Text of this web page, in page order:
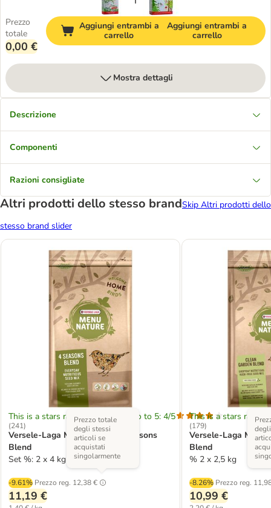
Prezzo
totale
0,00 €
Aggiungi entrambi a
carrello
Aggiungi entrambi a
carrello
Mostra dettagli
Descrizione
Componenti
Razioni consigliate
Altri prodotti dello stesso brandSkip Altri prodotti dello
stesso brand slider
This is a stars rating area from zero to 5: 4/5
(241)
Versele-Laga Menù Nature 4 Seasons
Blend
Set %: 2 x 4 kg
-9.61% Prezzo reg. 12,38 €
Prezzo totale
degli stessi
articoli se
acquistati
singolarmente
11,19 €
This is a stars rating
(179)
Versele-Laga Menù
Blend
% 2 x 2,5 kg
-8.26% Prezzo reg.
10,99 €